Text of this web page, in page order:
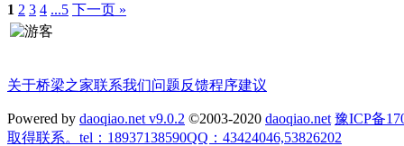
1 2 3 4 ...5 下一页 »
关于桥梁之家联系我们问题反馈程序建议
Powered by daoqiao.net v9.0.2 ©2003-2020 daoqiao.net 豫ICP备
取得联系。tel：18937138590QQ：43424046,53826202